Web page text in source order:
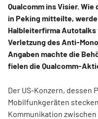
Qualcommins Visier.
in Peking mitteilte,
Halbleiterfirma
Verletzung des Anti-
Angaben machte die
fielen die Qualcomm-
Der US-Konzern, dessen
Mobilfunkgeräten
Kommunikation